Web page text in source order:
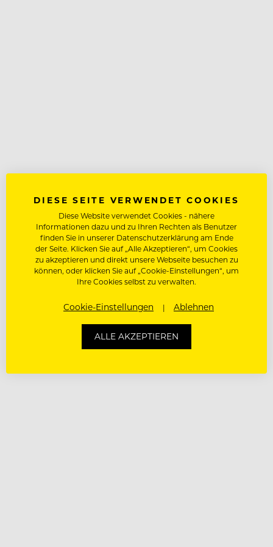
DIESE SEITE VERWENDET COOKIES
Diese Website verwendet Cookies - nähere
Informationen dazu und zu Ihren Rechten als Benutzer
finden Sie in unserer Datenschutzerklärung am Ende
der Seite. Klicken Sie auf „Alle Akzeptieren“, um Cookies
zu akzeptieren und direkt unsere Webseite besuchen zu
können, oder klicken Sie auf „Cookie-Einstellungen“, um
Ihre Cookies selbst zu verwalten.
Cookie-Einstellungen Ablehnen
ALLE AKZEPTIEREN